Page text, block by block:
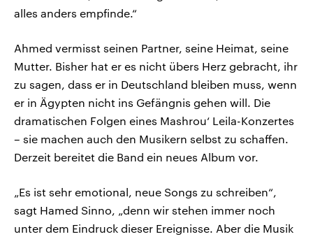
alles anders empfinde.“
Ahmed vermisst seinen Partner, seine Heimat, seine
Mutter. Bisher hat er es nicht übers Herz gebracht, ihr
zu sagen, dass er in Deutschland bleiben muss, wenn
er in Ägypten nicht ins Gefängnis gehen will. Die
dramatischen Folgen eines Mashrou‘ Leila-Konzertes
– sie machen auch den Musikern selbst zu schaffen.
Derzeit bereitet die Band ein neues Album vor.
„Es ist sehr emotional, neue Songs zu schreiben“,
sagt Hamed Sinno, „denn wir stehen immer noch
unter dem Eindruck dieser Ereignisse. Aber die Musik